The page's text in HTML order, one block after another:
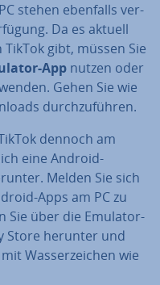
stehen ebenfalls ver­
Da es aktuell
gibt, müssen Sie
App nutzen oder
Gehen Sie wie
durch­zu­füh­ren.
dennoch am
eine Android-
Melden Sie sich
Apps am PC zu
Sie über die Emulator-
Store herunter und
Was­ser­zei­chen wie